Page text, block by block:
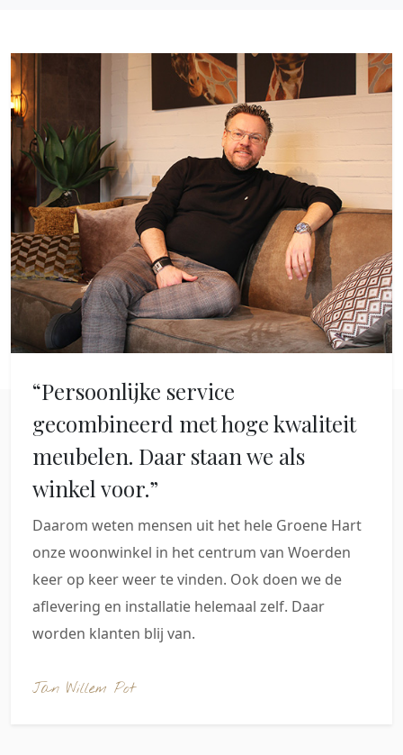
“Persoonlijke service
gecombineerd met hoge kwaliteit
meubelen. Daar staan we als
winkel voor.”
Daarom weten mensen uit het hele Groene Hart
onze woonwinkel in het centrum van Woerden
keer op keer weer te vinden. Ook doen we de
aflevering en installatie helemaal zelf. Daar
worden klanten blij van.
Jan Willem Pot